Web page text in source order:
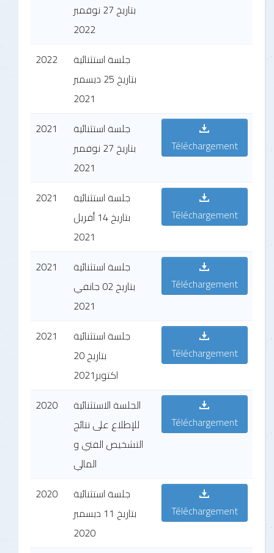
بتاريخ 27 نوفمبر
2022
2022
جلسة استثنائية
بتاريخ 25 ديسمبر
2021
2021
جلسة استثنائية
بتاريخ 27 نوفمبر
2021
Téléchargement
2021
جلسة استثنائية
بتاريخ 14 أفريل
2021
Téléchargement
2021
جلسة استثنائية
بتاريخ 02 جانفي
2021
Téléchargement
2021
جلسة استثنائية
بتاريخ 20
اكتوبر2021
Téléchargement
2020
الجلسة الاستثنائية
للإطلاع على نتائج
التشخيص الفني و
المالي
Téléchargement
2020
جلسة استثنائية
بتاريخ 11 ديسمبر
2020
Téléchargement